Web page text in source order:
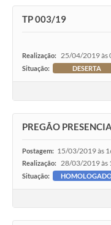
TP 003/19
Realização: 25/04/2019 às
Situação: DESERTA
PREGÃO
Postagem: 15/03/2019 às
Realização: 28/03/2019 às
Situação: